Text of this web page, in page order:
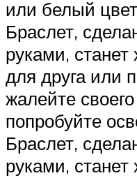
или белый
Браслет,
руками,
для друга или
жалейте
попробуйте
Браслет,
руками,